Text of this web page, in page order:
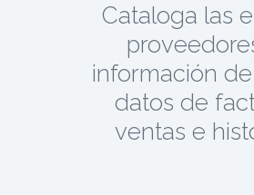
Cataloga las
información
datos de
ventas e